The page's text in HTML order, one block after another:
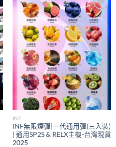
Add to
wishlist
INF
INF無限煙彈|一代通用彈(三入裝)
| 通用SP2S & RELX主機-台灣現貨
2025